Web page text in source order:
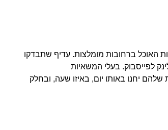
האוכל ברחובות מומלצות. עדיף שתבדקו
לפייסבוק. בעלי המשאיות
יחנו באותו יום, באיזו שעה, ובחלק